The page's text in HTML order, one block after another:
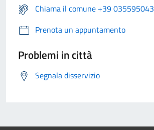
Chiama il comune +39 035595043
Prenota un appuntamento
Problemi in città
Segnala disservizio